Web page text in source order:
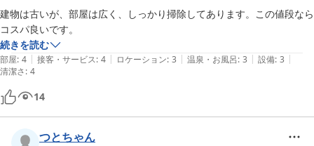
建物は古いが、部屋は広く、しっかり掃除してあります。この値段なら
コスパ良いです。
続きを読む
部屋: 4 | 接客・サービス: 4 | ロケーション: 3 | 温泉・お風呂: 3 | 設備: 3 |
清潔さ: 4
14
つとちゃん